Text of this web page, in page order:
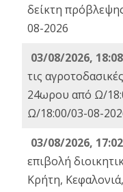
δείκτη
08-2026
03/08/2026,
τις
24ωρου από Ω/
Ω/18:00/03-08-
03/08/2026,
επιβολή
Κρήτη,